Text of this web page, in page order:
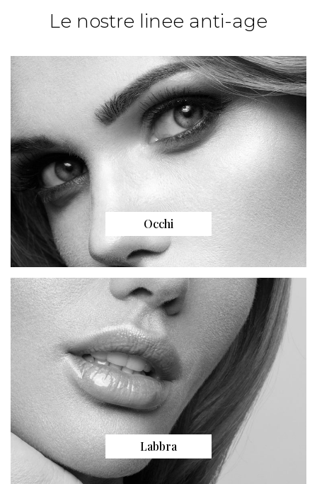
Le nostre linee anti-age
Occhi
Labbra